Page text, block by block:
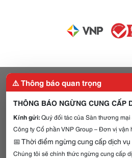
⚠️ Thông báo quan trọng
THÔNG BÁO NGỪNG CUNG CẤP
Kính gửi:Quý đối tác của Sàn thương
Công ty Cổ phần VNP Group – Đơn vị
📅 Thời điểm ngừng cung cấp dịch vụ
Chúng tôi sẽ chính thức ngừng cung cấp